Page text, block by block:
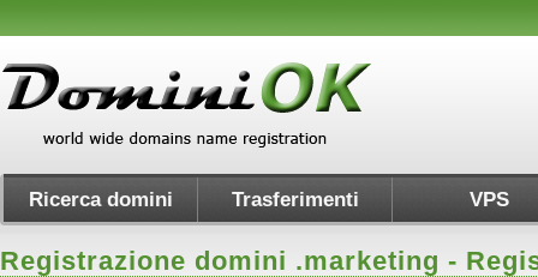
Ricerca domini Trasferimenti VPS
Registrazione domini .marketing -